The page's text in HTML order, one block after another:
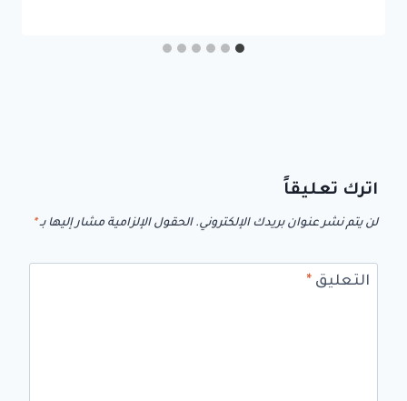
اترك تعليقاً
لن يتم نشر عنوان بريدك الإلكتروني. الحقول الإلزامية مشار إليها بـ*
التعليق *